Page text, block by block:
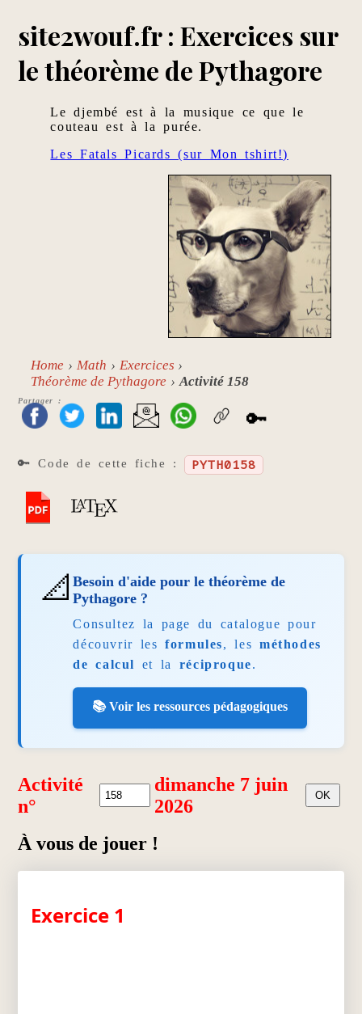
site2wouf.fr : Exercices sur
le théorème de Pythagore
Le djembé est à la musique ce que le
couteau est à la purée.
Les Fatals Picards (sur Mon tshirt!)
Home Math
Exercices
Théorème de Pythagore
Activité 158
Partager :
🔑
🔑 Code de cette fiche : PYTH0158
📐Besoin d'aide pour le théorème de
Pythagore ?
Consultez la page du catalogue pour
découvrir lesformules, lesméthodes
de calcul
et la réciproque.
📚 Voir les ressources pédagogiques
Activité
n°
dimanche 7 juin
2026
À vous de jouer !
Exercice 1